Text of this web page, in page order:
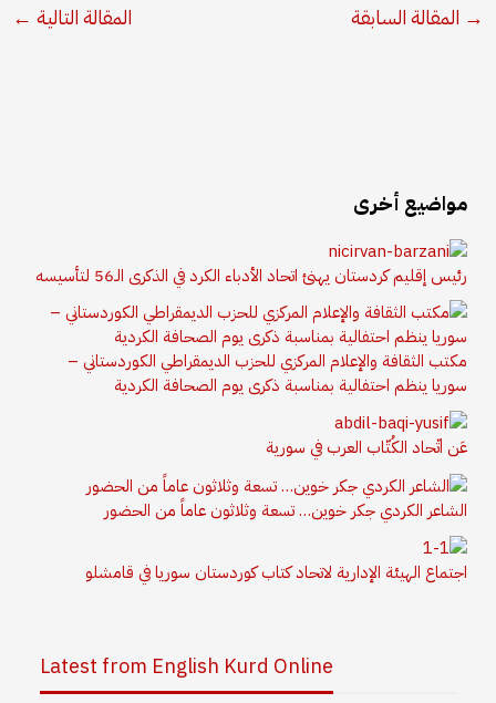
→ المقالة السابقة المقالة التالية ←
مواضيع أخرى
رئيس إقليم كردستان يهنئ اتحاد الأدباء الكرد في الذكرى الـ56 لتأسيسه
مكتب الثقافة والإعلام المركزي للحزب الديمقراطي الكوردستاني –
سوريا ينظم احتفالية بمناسبة ذكرى يوم الصحافة الكردية
عَن اتّحاد الكُتّاب العرب في سورية
الشاعر الكردي جكر خوين… تسعة وثلاثون عاماً من الحضور
اجتماع الهيئة الإدارية لاتحاد كتاب كوردستان سوريا في قامشلو
Latest from English Kurd Online